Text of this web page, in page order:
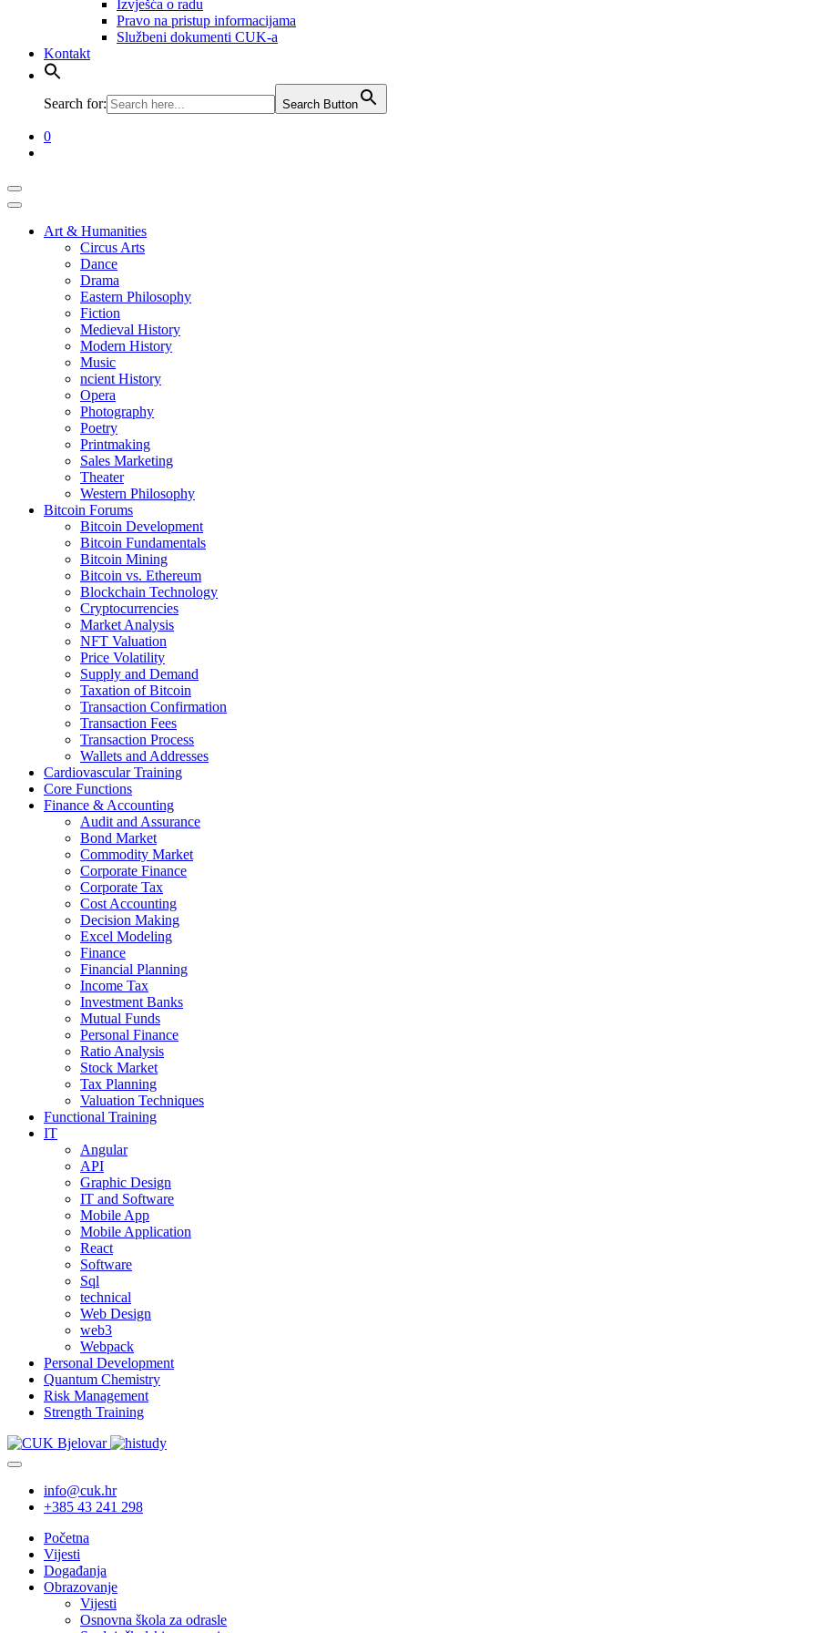
Izvješća o radu
​​​​​​​Pravo na pristup informacijama
Službeni dokumenti CUK-a
Kontakt
Search for: Search Button
0
Art & Humanities
Circus Arts
Dance
Drama
Eastern Philosophy
Fiction
Medieval History
Modern History
Music
ncient History
Opera
Photography
Poetry
Printmaking
Sales Marketing
Theater
Western Philosophy
Bitcoin Forums
Bitcoin Development
Bitcoin Fundamentals
Bitcoin Mining
Bitcoin vs. Ethereum
Blockchain Technology
Cryptocurrencies
Market Analysis
NFT Valuation
Price Volatility
Supply and Demand
Taxation of Bitcoin
Transaction Confirmation
Transaction Fees
Transaction Process
Wallets and Addresses
Cardiovascular Training
Core Functions
Finance & Accounting
Audit and Assurance
Bond Market
Commodity Market
Corporate Finance
Corporate Tax
Cost Accounting
Decision Making
Excel Modeling
Finance
Financial Planning
Income Tax
Investment Banks
Mutual Funds
Personal Finance
Ratio Analysis
Stock Market
Tax Planning
Valuation Techniques
Functional Training
IT
Angular
API
Graphic Design
IT and Software
Mobile App
Mobile Application
React
Software
Sql
technical
Web Design
web3
Webpack
Personal Development
Quantum Chemistry
Risk Management
Strength Training
info@cuk.hr
+385 43 241 298
Početna
Vijesti
Događanja
Obrazovanje
Vijesti
Osnovna škola za odrasle